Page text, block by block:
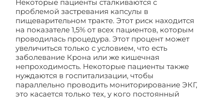
Некоторые пациенты сталкиваются с
проблемой застревания капсулы в
пищеварительном тракте. Этот риск находится
на показателе 1,5% от всех пациентов, которым
проводилась процедура. Этот процент может
увеличиться только с условием, что есть
заболевание Крона или же кишечная
непроходимость. Некоторые пациенты также
нуждаются в госпитализации, чтобы
параллельно проводить мониторирование ЭКГ,
это касается только тех, у кого постоянный